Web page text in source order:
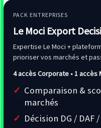
PACK ENTREPRISES
Le Moci Export
Expertise Le Moci +
prioriser vos marchés et
4 accès Corporate • 1 accès
Comparaison &
marchés
Décision DG / DAF